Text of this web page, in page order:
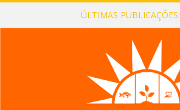
ÚLTIMAS PUBLICAÇÕES: